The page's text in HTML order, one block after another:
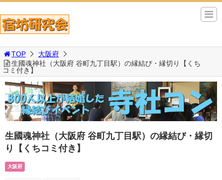
TOP
大阪府
生國魂神社（大阪府 谷町九丁目駅）の縁結び・縁切り【くち
コミ付き】
生國魂神社（大阪府 谷町九丁目駅）の縁結び・縁切
り【くちコミ付き】
大阪府